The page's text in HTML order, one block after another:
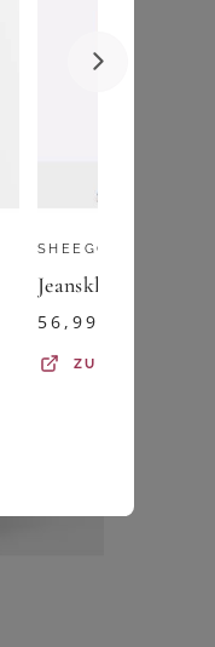
SHEEGO
Jeanskleid
56,99
ZU